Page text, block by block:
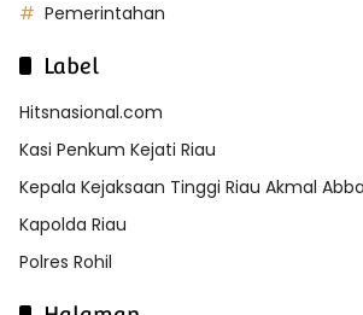
Pemerintahan
Label
Hitsnasional.com
Kasi Penkum Kejati Riau
Kepala Kejaksaan Tinggi Riau Akmal
Kapolda Riau
Polres Rohil